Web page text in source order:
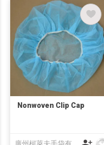
Nonwoven Clip Cap